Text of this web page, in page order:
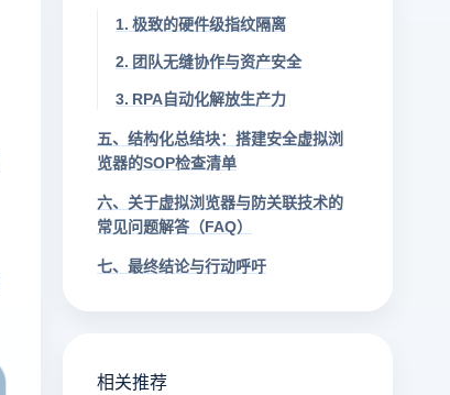
1. 极致的硬件级指纹隔离
2. 团队无缝协作与资产安全
3. RPA自动化解放生产力
五、结构化总结块：搭建安全虚拟浏
览器的SOP检查清单
六、关于虚拟浏览器与防关联技术的
常见问题解答（FAQ）
七、最终结论与行动呼吁
相关推荐